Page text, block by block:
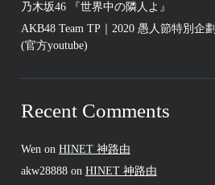
乃木坂46 『世界中の隣人よ』
AKB48 Team TP｜2020 愚人節特別企劃
(官方youtube)
Recent Comments
Wenon HINET 神路由
akw28888on HINET 神路由